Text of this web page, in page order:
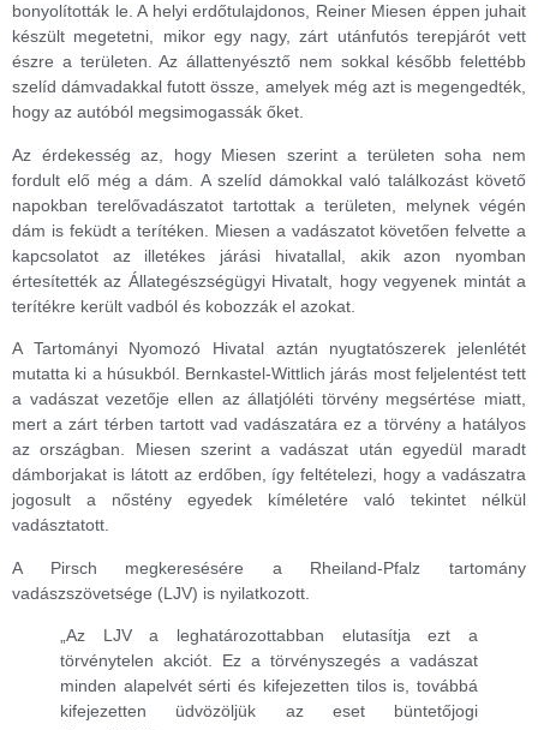
bonyolították le. A helyi erdőtulajdonos, Reiner Miesen éppen juhait
készült megetetni, mikor egy nagy, zárt utánfutós terepjárót vett
észre a területen. Az állattenyésztő nem sokkal később felettébb
szelíd dámvadakkal futott össze, amelyek még azt is megengedték,
hogy az autóból megsimogassák őket.
Az érdekesség az, hogy Miesen szerint a területen soha nem
fordult elő még a dám. A szelíd dámokkal való találkozást követő
napokban terelővadászatot tartottak a területen, melynek végén
dám is feküdt a terítéken. Miesen a vadászatot követően felvette a
kapcsolatot az illetékes járási hivatallal, akik azon nyomban
értesítették az Állategészségügyi Hivatalt, hogy vegyenek mintát a
terítékre került vadból és kobozzák el azokat.
A Tartományi Nyomozó Hivatal aztán nyugtatószerek jelenlétét
mutatta ki a húsukból. Bernkastel-Wittlich járás most feljelentést tett
a vadászat vezetője ellen az állatjóléti törvény megsértése miatt,
mert a zárt térben tartott vad vadászatára ez a törvény a hatályos
az országban. Miesen szerint a vadászat után egyedül maradt
dámborjakat is látott az erdőben, így feltételezi, hogy a vadászatra
jogosult a nőstény egyedek kíméletére való tekintet nélkül
vadásztatott.
A Pirsch megkeresésére a Rheiland-Pfalz tartomány
vadászszövetsége (LJV) is nyilatkozott.
„Az LJV a leghatározottabban elutasítja ezt a
törvénytelen akciót. Ez a törvényszegés a vadászat
minden alapelvét sérti és kifejezetten tilos is, továbbá
kifejezetten üdvözöljük az eset büntetőjogi